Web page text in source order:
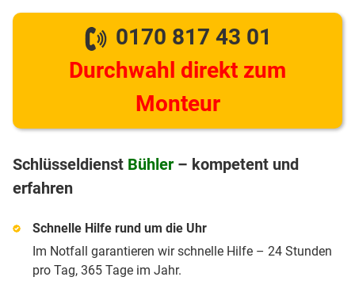
0170 817 43 01
Durchwahl direkt zum
Monteur
Schlüsseldienst Bühler – kompetent und
erfahren
Schnelle Hilfe rund um die Uhr
Im Notfall garantieren wir schnelle Hilfe – 24 Stunden
pro Tag, 365 Tage im Jahr.